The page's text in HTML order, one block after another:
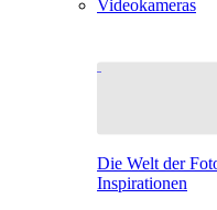
Videokameras
Die Welt der
Inspirationen